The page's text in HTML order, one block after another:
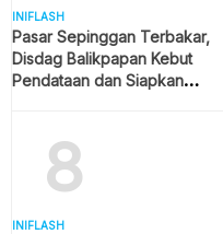
INIFLASH
Pasar Sepinggan Terbakar,
Disdag Balikpapan Kebut
Pendataan dan Siapkan
8
INIFLASH